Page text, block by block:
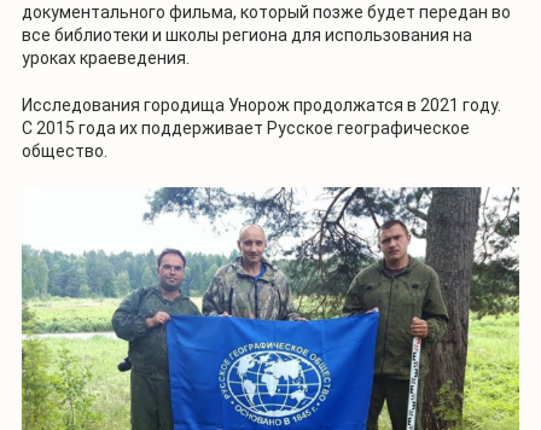
документального фильма, который позже будет передан во
все библиотеки и школы региона для использования на
уроках краеведения.
Исследования городища Унорож продолжатся в 2021 году.
С 2015 года их поддерживает Русское географическое
общество.